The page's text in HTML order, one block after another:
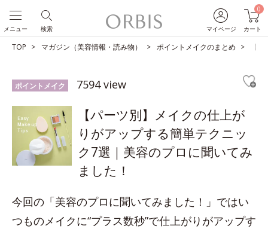
マイページ
0
カート
検索
メニュー
TOP マガジン（美容情報・読み物） ポイントメイクのまとめ 【
ポイントメイク 7594 view
【パーツ別】メイクの仕上が
りがアップする簡単テクニッ
ク7選｜美容のプロに聞いてみ
ました！
今回の「美容のプロに聞いてみました！」ではい
つものメイクに“プラス数秒”で仕上がりがアップす